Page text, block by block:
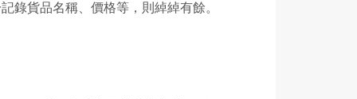
錄貨品名稱、價格等，則綽綽有餘。